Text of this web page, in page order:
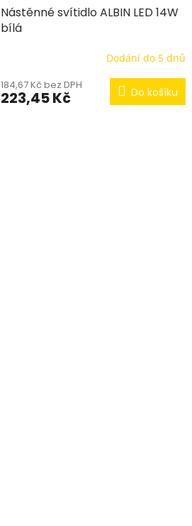
Nástěnné svítidlo ALBIN LED 14W
bílá
Dodání do 5 dnů
184,67 Kč bez DPH
223,45 Kč Do košíku